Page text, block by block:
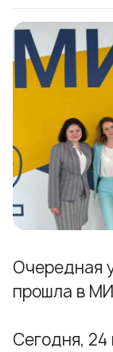
Очередная
прошла в
Сегодня,